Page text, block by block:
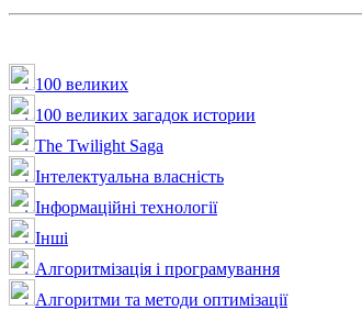
100 великих
100 великих загадок истории
The Twilight Saga
Інтелектуальна влaсність
Інформаційні технології
Інші
Алгоритмізація і програмування
Алгоритми та методи оптимізації